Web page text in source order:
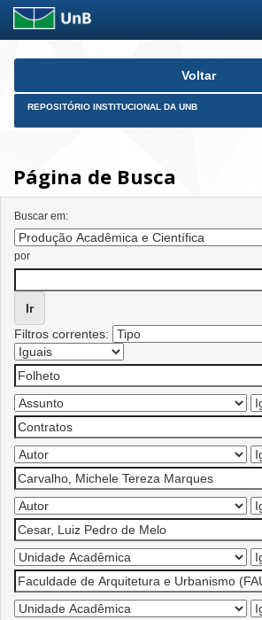
Skip
Voltar
REPOSITÓRIO INSTITUCIONAL DA UNB
Página de Busca
Buscar em:
por
Filtros correntes: